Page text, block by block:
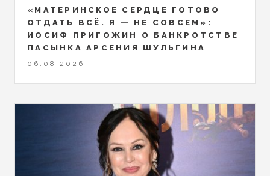
«МАТЕРИНСКОЕ СЕРДЦЕ ГОТОВО
ОТДАТЬ ВСЁ. Я — НЕ СОВСЕМ»:
ИОСИФ ПРИГОЖИН О БАНКРОТСТВЕ
ПАСЫНКА АРСЕНИЯ ШУЛЬГИНА
06.08.2026